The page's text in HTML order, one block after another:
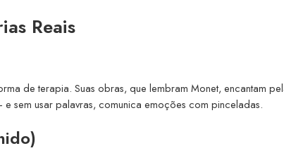
Reais
de terapia. Suas obras, que lembram Monet, encantam
sem usar palavras, comunica emoções com pinceladas.